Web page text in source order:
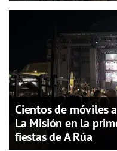
Cientos de móviles
La Misión en la
fiestas de A Rúa